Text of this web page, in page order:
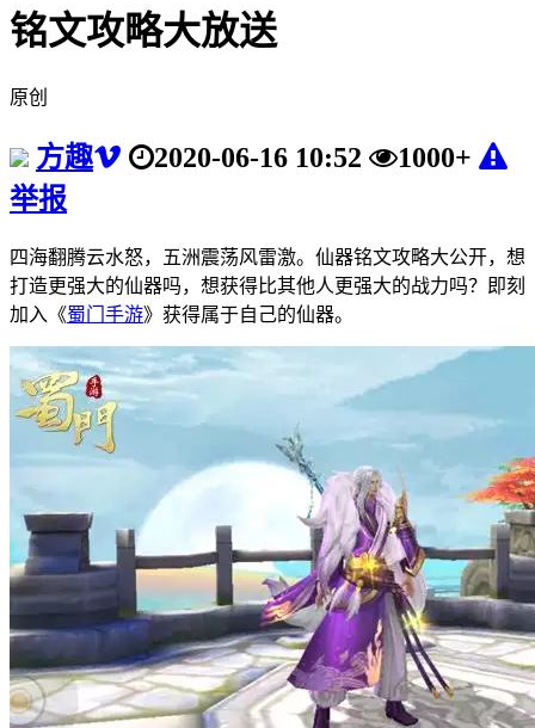
铭文攻略大放送
原创
方趣 2020-06-16 10:52
1000+
举报
四海翻腾云水怒，五洲震荡风雷激。仙器铭文攻略大公开，想
打造更强大的仙器吗，想获得比其他人更强大的战力吗？即刻
加入《蜀门手游》获得属于自己的仙器。